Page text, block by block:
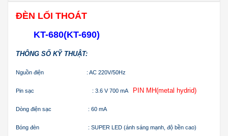
ĐÈN LỐI THOÁT
KT-680(KT-690)
THÔNG SỐ KỸ THUẬT:
Nguồn điện : AC 220V/50Hz
Pin sạc : 3.6 V 700 mA PIN MH(metal hydrid)
Dòng điện sạc : 60 mA
Bóng đèn : SUPER LED (ánh sáng mạnh, độ bền cao)